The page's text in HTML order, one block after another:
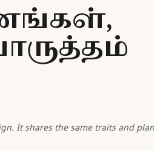
It shares the same traits and